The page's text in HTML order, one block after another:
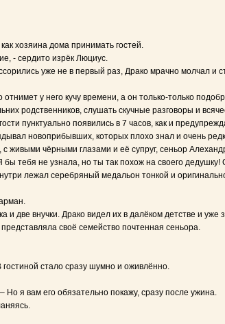
хозяина дома принимать гостей.
- сердито изрёк Люциус.
уже не в первый раз, Драко мрачно молчал и
у него кучу времени, а он только-только
родственников, слушать скучные разговоры и
пунктуально появились в 7 часов, как и
новоприбывших, которых плохо знал и очень
живыми чёрными глазами и её супруг, сеньор
тебя не узнала, но ты так похож на своего
лежал серебряный медальон тонкой и
две внучки. Драко видел их в далёком детстве и уже
своё семейство почтенная сеньора.
стало сразу шумно и оживлённо.
я вам его обязательно покажу, сразу после ужина.